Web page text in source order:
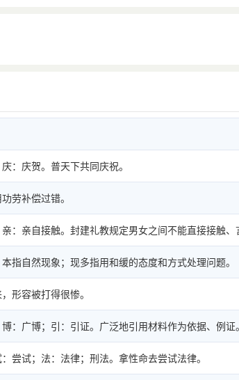
：庆贺。普天下共同庆祝。
劳补偿过错。
：亲自接触。封建礼教规定男女之间不能直接接触
指自然现象；现多指用和缓的态度和方式处理问题。
形容被打得很惨。
：广博；引：引证。广泛地引用材料作为依据、例证。
尝试；法：法律；刑法。拿性命去尝试法律。